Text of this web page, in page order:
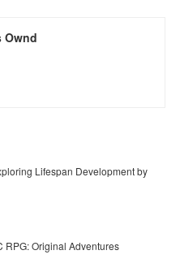
Lifespan Development by
RPG: Original Adventures